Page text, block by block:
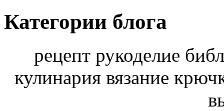
Категории блога
рецепт рукоделие
кулинария вязание